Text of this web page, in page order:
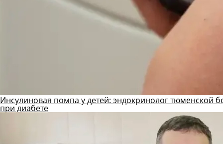
Инсулиновая помпа у детей: эндокринолог тюменской
при диабете